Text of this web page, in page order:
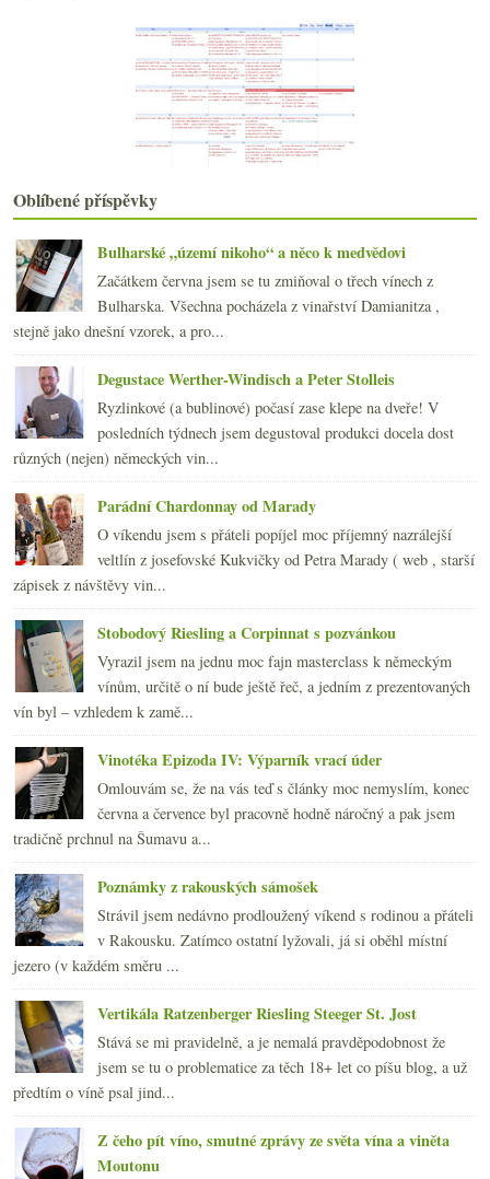
(18)
►2018(240)
►2017(240)
►2016(250)
►2015(251)
2014 (254)
2013
2012(254)
►2011(252)
►2010(249)
► 2009 (249)
2008
►2007(108)
Oblíbené příspěvky
Bulharské „území nikoho“ a něco k medvědovi
Začátkem června jsem se tu zmiňoval o třech vínech z
Bulharska. Všechna pocházela z vinařství Damianitza ,
stejně jako dnešní vzorek, a pro...
Degustace Werther-Windisch a Peter Stolleis
Ryzlinkové (a bublinové) počasí zase klepe na dveře! V
posledních týdnech jsem degustoval produkci docela dost
různých (nejen) německých vin...
Parádní Chardonnay od Marady
O víkendu jsem s přáteli popíjel moc příjemný nazrálejší
veltlín z josefovské Kukvičky od Petra Marady ( web , starší
zápisek z návštěvy vin...
Stobodový Riesling a Corpinnat s pozvánkou
Vyrazil jsem na jednu moc fajn masterclass k německým
vínům, určitě o ní bude ještě řeč, a jedním z prezentovaných
vín byl – vzhledem k zamě...
Vinotéka Epizoda IV: Výparník vrací úder
Omlouvám se, že na vás teď s články moc nemyslím, konec
června a července byl pracovně hodně náročný a pak jsem
tradičně prchnul na Šumavu a...
Poznámky z rakouských sámošek
Strávil jsem nedávno prodloužený víkend s rodinou a přáteli
v Rakousku. Zatímco ostatní lyžovali, já si oběhl místní
jezero (v každém směru ...
Vertikála Ratzenberger Riesling Steeger St. Jost
Stává se mi pravidelně, a je nemalá pravděpodobnost že
jsem se tu o problematice za těch 18+ let co píšu blog, a už
předtím o víně psal jind...
Z čeho pít víno, smutné zprávy ze světa vína a viněta
Moutonu